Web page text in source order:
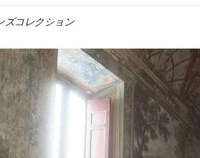
ズコレクション